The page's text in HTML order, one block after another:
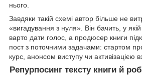
нього.
Завдяки такій схемі автор більше не
«вигадування з нуля». Він бачить, у якій
варто дати голос, а продюсер книги
пост з поточними задачами: стартом
курс, анонсом виступу чи активізацією
Репурпосинг тексту книги й